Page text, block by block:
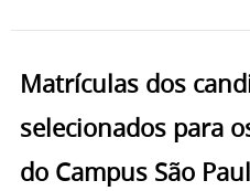
Matrículas dos
selecionados para
do Campus São